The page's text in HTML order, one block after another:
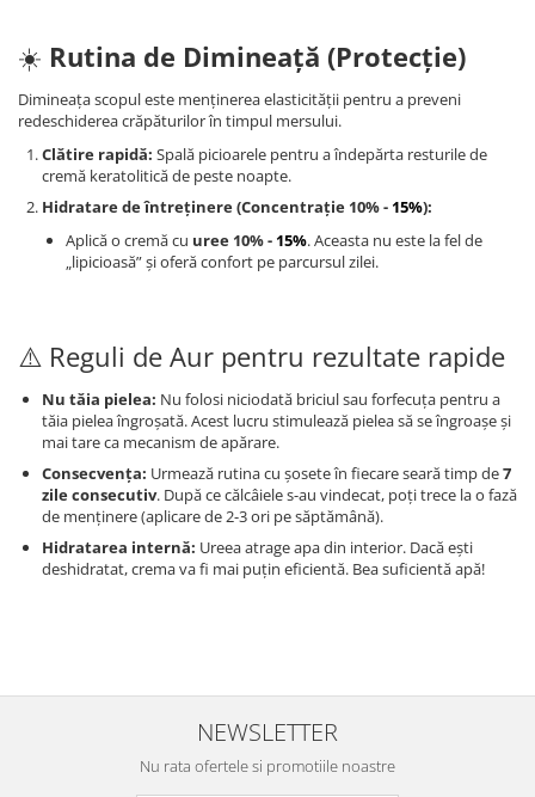
☀️ Rutina de Dimineață (Protecție)
Dimineața scopul este menținerea elasticității pentru a preveni
redeschiderea crăpăturilor în timpul mersului.
Clătire rapidă: Spală picioarele pentru a îndepărta resturile de
cremă keratolitică de peste noapte.
Hidratare de întreținere (Concentrație 10% - 15%):
Aplică o cremă cu uree 10% - 15%. Aceasta nu este la fel de
„lipicioasă” și oferă confort pe parcursul zilei.
⚠️ Reguli de Aur pentru rezultate rapide
Nu tăia pielea: Nu folosi niciodată briciul sau forfecuța pentru a
tăia pielea îngroșată. Acest lucru stimulează pielea să se îngroașe și
mai tare ca mecanism de apărare.
Consecvența: Urmează rutina cu șosete în fiecare seară timp de7
zile consecutiv. După ce călcâiele s-au vindecat, poți trece la o fază
de menținere (aplicare de 2-3 ori pe săptămână).
Hidratarea internă: Ureea atrage apa din interior. Dacă ești
deshidratat, crema va fi mai puțin eficientă. Bea suficientă apă!
NEWSLETTER
Nu rata ofertele si promotiile noastre